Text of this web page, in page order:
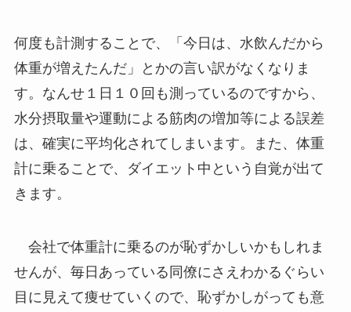
何度も計測することで、「今日は、水飲んだから
体重が増えたんだ」とかの言い訳がなくなりま
す。なんせ１日１０回も測っているのですから、
水分摂取量や運動による筋肉の増加等による誤差
は、確実に平均化されてしまいます。また、体重
計に乗ることで、ダイエット中という自覚が出て
きます。
会社で体重計に乗るのが恥ずかしいかもしれま
せんが、毎日あっている同僚にさえわかるぐらい
目に見えて痩せていくので、恥ずかしがっても意